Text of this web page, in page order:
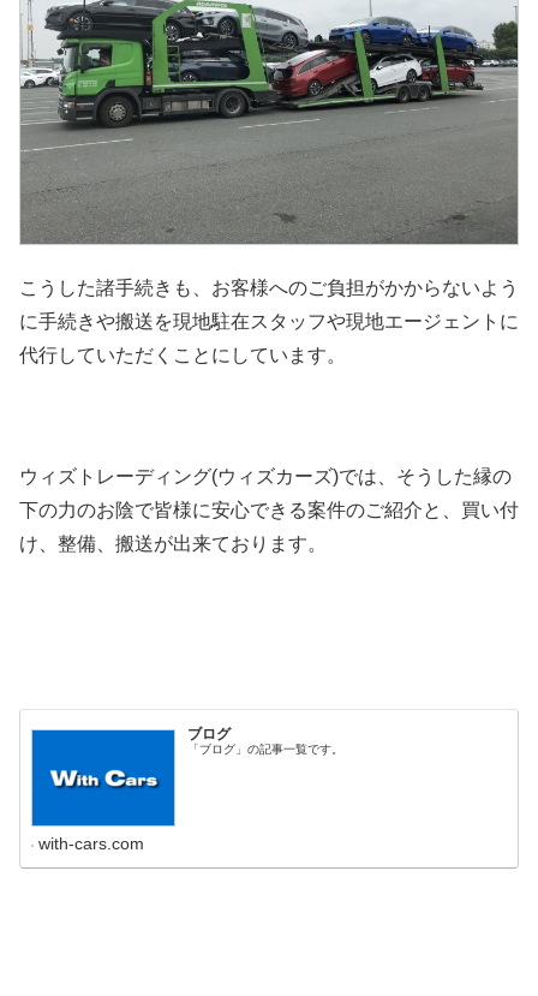
こうした諸手続きも、お客様へのご負担がかからないよう
に手続きや搬送を現地駐在スタッフや現地エージェントに
代行していただくことにしています。
ウィズトレーディング(ウィズカーズ)では、そうした縁の
下の力のお陰で皆様に安心できる案件のご紹介と、買い付
け、整備、搬送が出来ております。
ブログ
「ブログ」の記事一覧です。
with-cars.com